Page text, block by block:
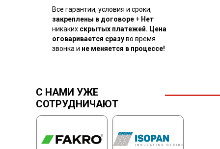
Все гарантии, условия и сроки,
закреплены в договоре + Нет
никаких скрытых платежей. Цена
оговаривается сразуво время
звонка и не меняется в процессе!
С НАМИ УЖЕ
СОТРУДНИЧАЮТ